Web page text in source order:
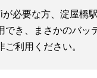
必要な方、淀屋橋
き、まさかのバ
利用ください。